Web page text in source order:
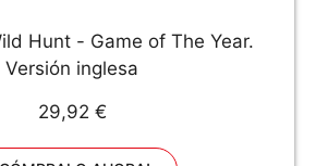
Hunt - Game of The Year.
Versión inglesa
29,92 €